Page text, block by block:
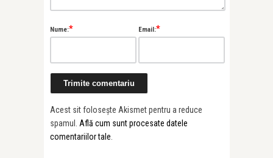
Nume:* Email:*
Acest sit folosește Akismet pentru a reduce
spamul. Află cum sunt procesate datele
comentariilor tale